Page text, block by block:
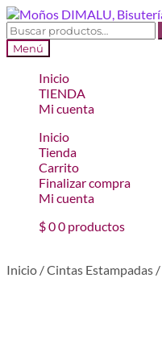
Ir
a
la
navegación
Ir
al
contenido
Buscar
por:
Menú
Inicio
TIENDA
Mi cuenta
Inicio
Tienda
Carrito
Finalizar compra
Mi cuenta
$00 productos
Inicio /Cintas Estampadas /